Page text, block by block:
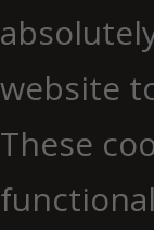
website
These